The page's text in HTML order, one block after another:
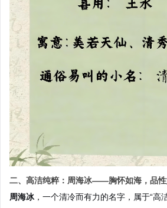
二、高洁纯粹：周海冰——胸怀如海，品
周海冰 ，一个清冷而有力的名字，属于“高